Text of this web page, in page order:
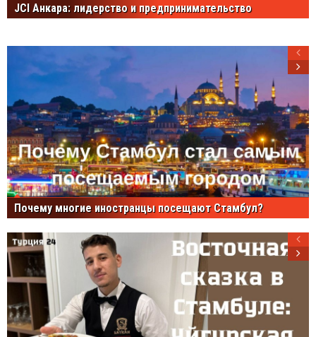
JCI Анкара: лидерство и предпринимательство
Почему многие иностранцы посещают Стамбул?